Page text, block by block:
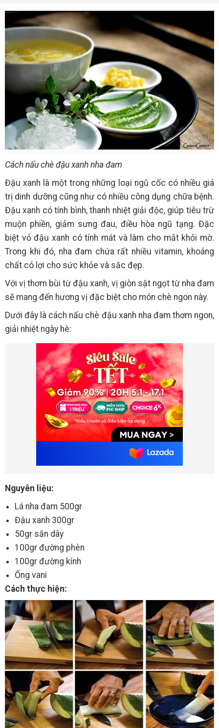
Cách nấu chè đậu xanh nha đam
Đậu xanh là một trong những loại ngũ cốc có nhiều giá
trị dinh dưỡng cũng như có nhiều công dụng chữa bệnh.
Đậu xanh có tính bình, thanh nhiệt giải độc, giúp tiêu trừ
muộn phiền, giảm sưng đau, điều hòa ngũ tạng. Đặc
biệt vỏ đậu xanh có tính mát và làm cho mắt khỏi mờ.
Trong khi đó, nha đam chứa rất nhiều vitamin, khoáng
chất có lợi cho sức khỏe và sắc đẹp.
Với vị thơm bùi từ đậu xanh, vị giòn sật ngọt từ nha đam
sẽ mang đến hương vị đặc biệt cho món chè ngon này.
Dưới đây là cách nấu chè đậu xanh nha đam thơm ngon,
giải nhiệt ngày hè:
Nguyên liệu:
Lá nha đam 500gr
Đậu xanh 300gr
50gr sắn dây
100gr đường phèn
100gr đường kính
Ống vani
Cách thực hiện: